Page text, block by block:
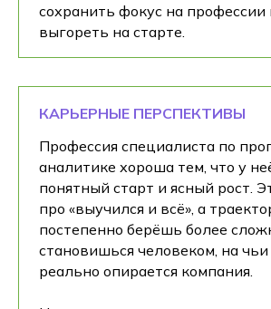
сохранить фокус на профессии
выгореть на старте.
КАРЬЕРНЫЕ ПЕРСПЕКТИВЫ
Профессия специалиста по
аналитике хороша тем, что у
понятный старт и ясный рост.
про «выучился и всё», а
постепенно берёшь более
становишься человеком, на
реально опирается компания.